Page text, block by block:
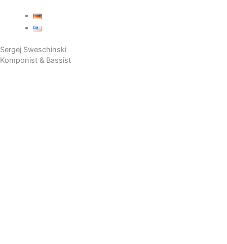
Sergej Sweschinski
Komponist & Bassist